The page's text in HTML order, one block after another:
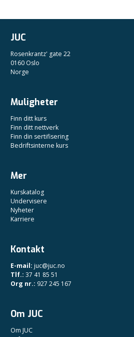
JUC
Rosenkrantz' gate 22
0160 Oslo
Norge
Muligheter
Finn ditt kurs
Finn ditt nettverk
Finn din sertifisering
Bedriftsinterne kurs
Mer
Kurskatalog
Undervisere
Nyheter
Karriere
Kontakt
E-mail: juc@juc.no
Tlf.: 37 41 85 51
Org nr.: 927 245 167
Om JUC
Om JUC